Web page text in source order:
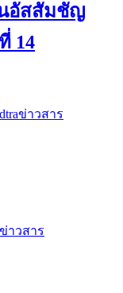
นอัสสัมชัญ
14
ข่าวสาร
ข่าวสาร